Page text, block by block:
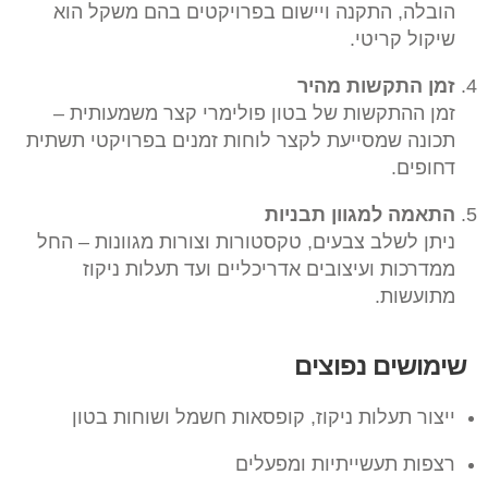
הובלה, התקנה ויישום בפרויקטים בהם משקל הוא
שיקול קריטי.
זמן התקשות מהיר
זמן ההתקשות של בטון פולימרי קצר משמעותית –
תכונה שמסייעת לקצר לוחות זמנים בפרויקטי תשתית
דחופים.
התאמה למגוון תבניות
ניתן לשלב צבעים, טקסטורות וצורות מגוונות – החל
ממדרכות ועיצובים אדריכליים ועד תעלות ניקוז
מתועשות.
שימושים נפוצים
ייצור תעלות ניקוז, קופסאות חשמל ושוחות בטון
רצפות תעשייתיות ומפעלים